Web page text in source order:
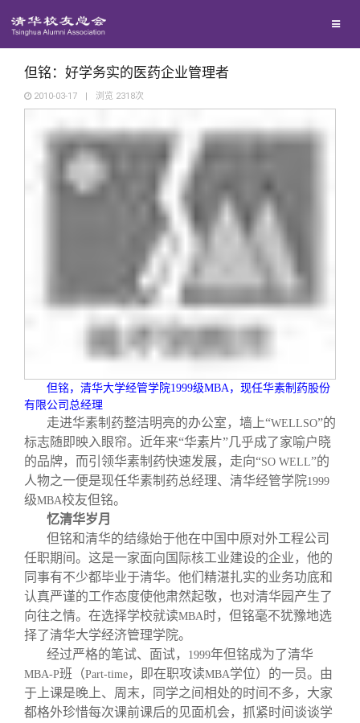
地区联络
院系校友工作
专业委员会
兴趣群体
回馈母校
捐赠新闻
捐赠纪事
捐赠方法
《清华校友通讯》
《水木清华》
我要订阅
清华人物
清华故事
校友文苑
校友视界
终身学习
三创大赛
校友总会
会长致辞
理事会名单
联系我们
关闭
但铭：好学务实的医药企业管理者
2010-03-17 | 浏览 2318次
但铭，清华大学经管学院1999级MBA ，现任华素制药股份
有限公司总经理
走进华素制药整洁明亮的办公室，墙上“WELLSO”的
标志随即映入眼帘。近年来“华素片”几乎成了家喻户晓
的品牌，而引领华素制药快速发展，走向“SO WELL”的
人物之一便是现任华素制药总经理、清华经管学院1999
级MBA校友但铭。
忆清华岁月
但铭和清华的结缘始于他在中国中原对外工程公司
任职期间。这是一家面向国际核工业建设的企业，他的
同事有不少都毕业于清华。他们精湛扎实的业务功底和
认真严谨的工作态度使他肃然起敬，也对清华园产生了
向往之情。在选择学校就读MBA 时，但铭毫不犹豫地选
择了清华大学经济管理学院。
经过严格的笔试、面试，
1999年但铭成为了清华
MBA-P班（Part-time ，即在职攻读MBA学位）的一员。由
于上课是晚上、周末，同学之间相处的时间不多，大家
都格外珍惜每次课前课后的见面机会，抓紧时间谈谈学